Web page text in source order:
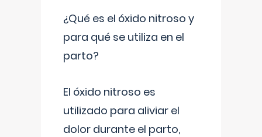
¿Qué es el óxido nitroso y
para qué se utiliza en el
parto?
El óxido nitroso es
utilizado para aliviar el
dolor durante el parto,